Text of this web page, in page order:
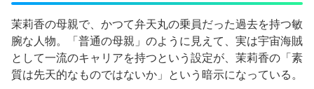
茉莉香の母親で、かつて弁天丸の乗員だった過去を持つ敏
腕な人物。「普通の母親」のように見えて、実は宇宙海賊
として一流のキャリアを持つという設定が、茉莉香の「素
質は先天的なものではないか」という暗示になっている。